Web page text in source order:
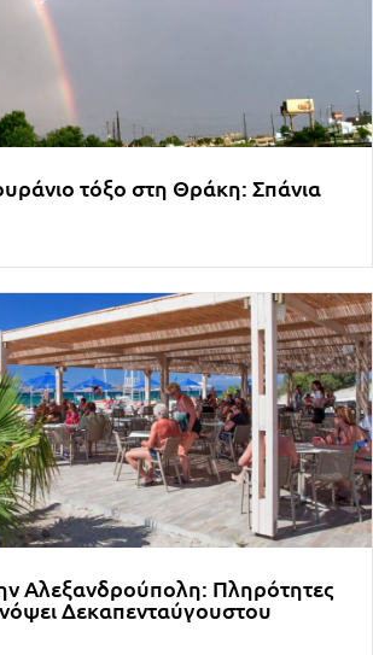
τόξο στη Θράκη: Σπάνια
Αλεξανδρούπολη: Πληρότητες
Δεκαπενταύγουστου